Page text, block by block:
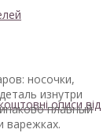
описи від
носочки,
изнутри
плавный
варежках.